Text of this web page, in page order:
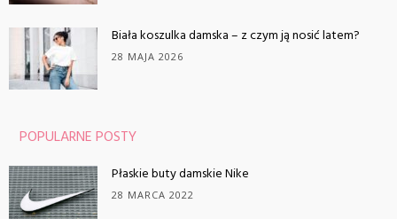
Biała koszulka damska – z czym ją nosić latem?
28 MAJA 2026
POPULARNE POSTY
Płaskie buty damskie Nike
28 MARCA 2022